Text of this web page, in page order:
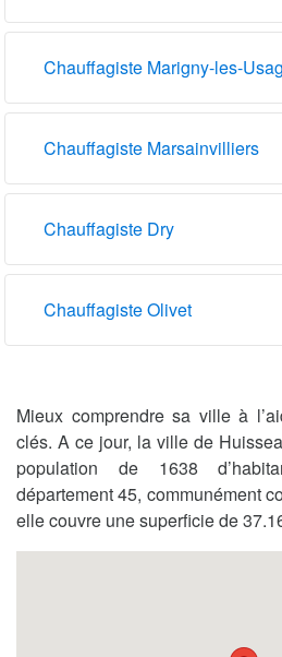
Chauffagiste Marigny-les-
Chauffagiste Marsainvilliers
Chauffagiste Dry
Chauffagiste Olivet
Mieux comprendre sa ville à
clés. A ce jour, la ville de
population de 1638
département 45, communément
elle couvre une superficie de